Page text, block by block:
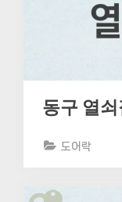
동구 열
도어락